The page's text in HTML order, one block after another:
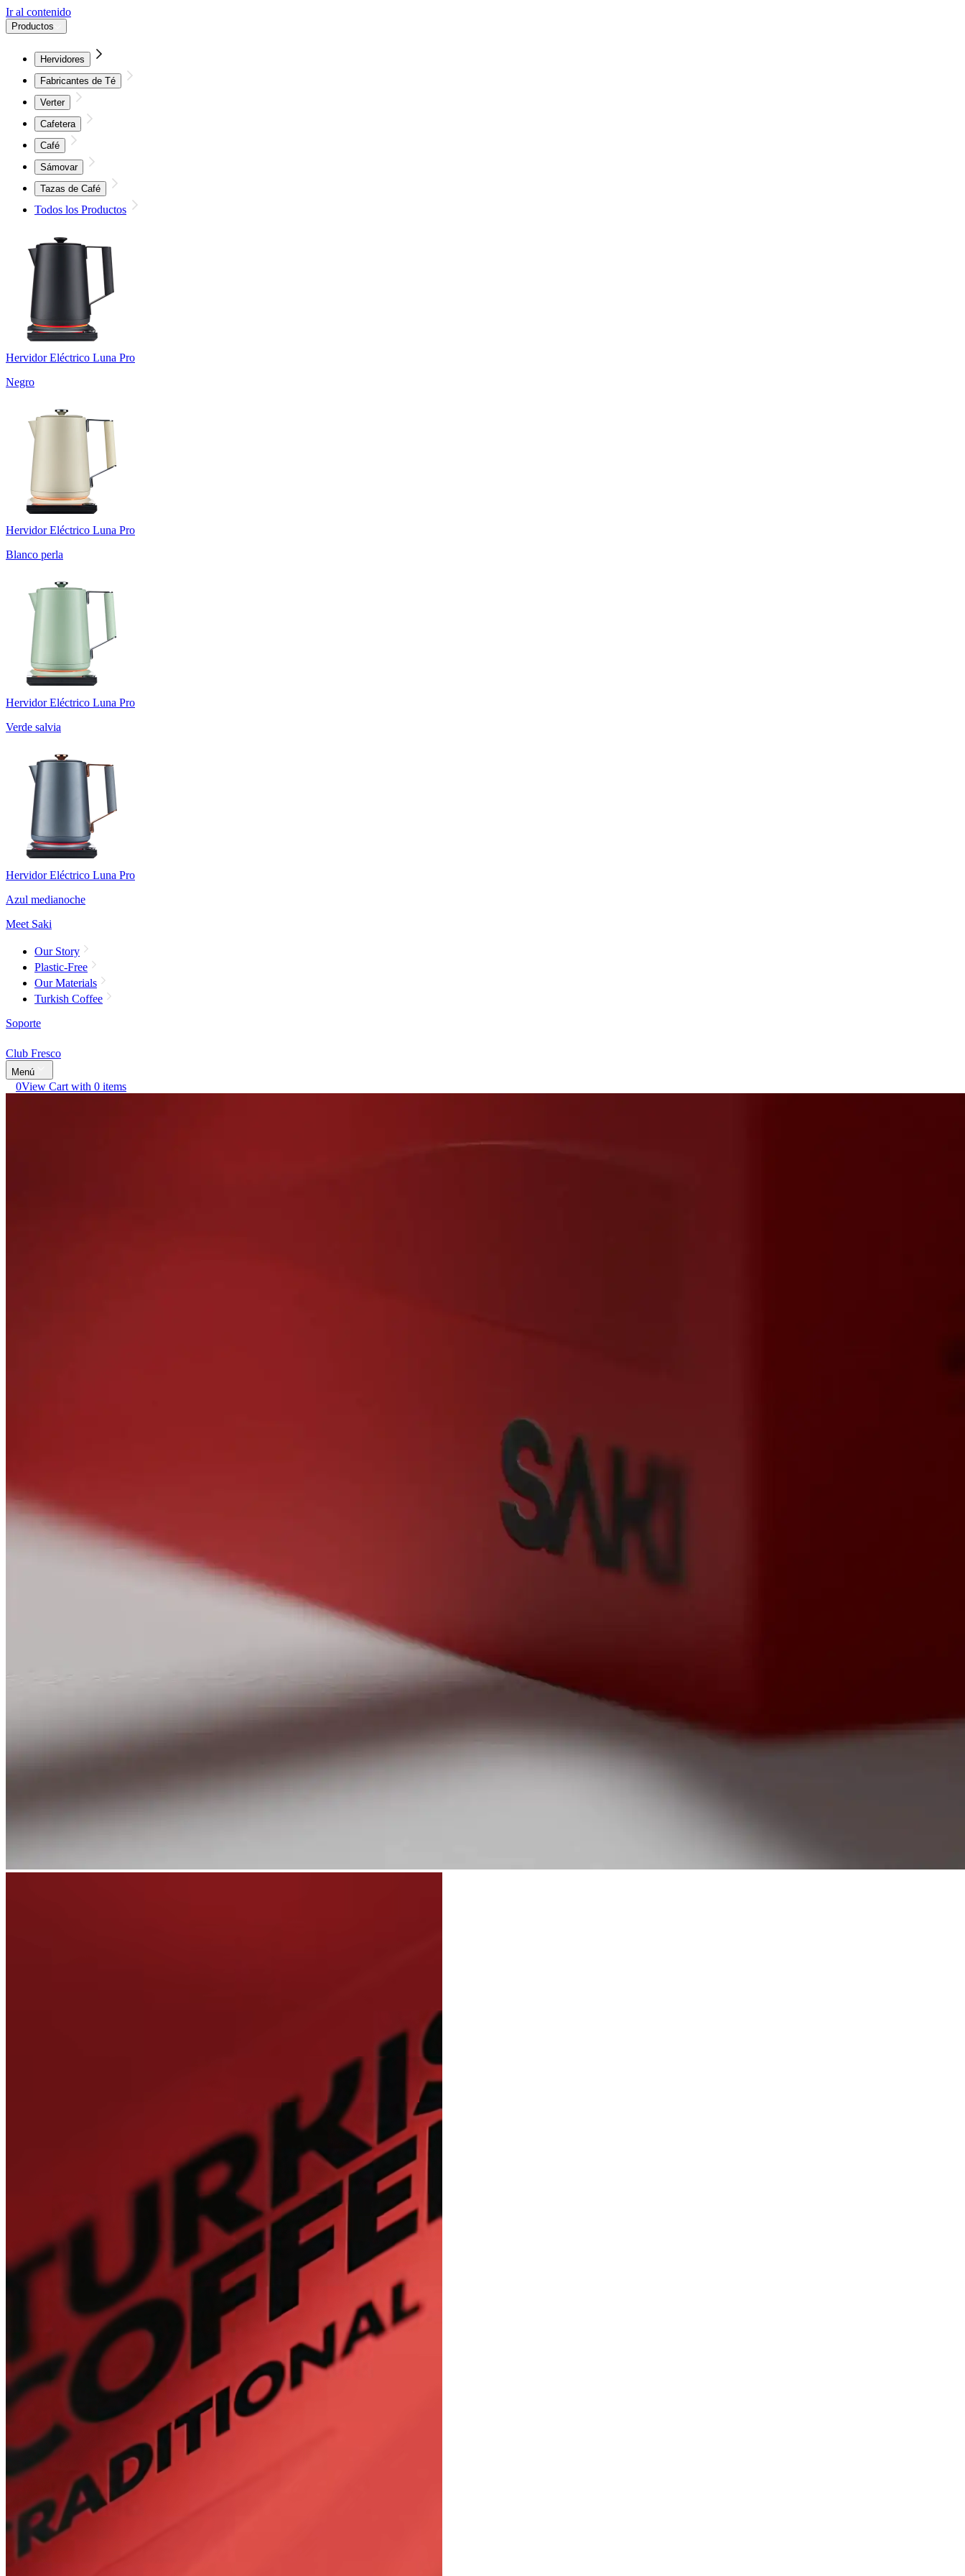
Ir al contenido
Productos
Hervidores
Fabricantes de Té
Verter
Cafetera
Café
Sámovar
Tazas de Café
Todos los Productos
Hervidor Eléctrico Luna Pro
Negro
Hervidor Eléctrico Luna Pro
Blanco perla
Hervidor Eléctrico Luna Pro
Verde salvia
Hervidor Eléctrico Luna Pro
Azul medianoche
Meet Saki
Our Story
Plastic-Free
Our Materials
Turkish Coffee
Soporte
Club Fresco
Menú
0View Cart with 0 items